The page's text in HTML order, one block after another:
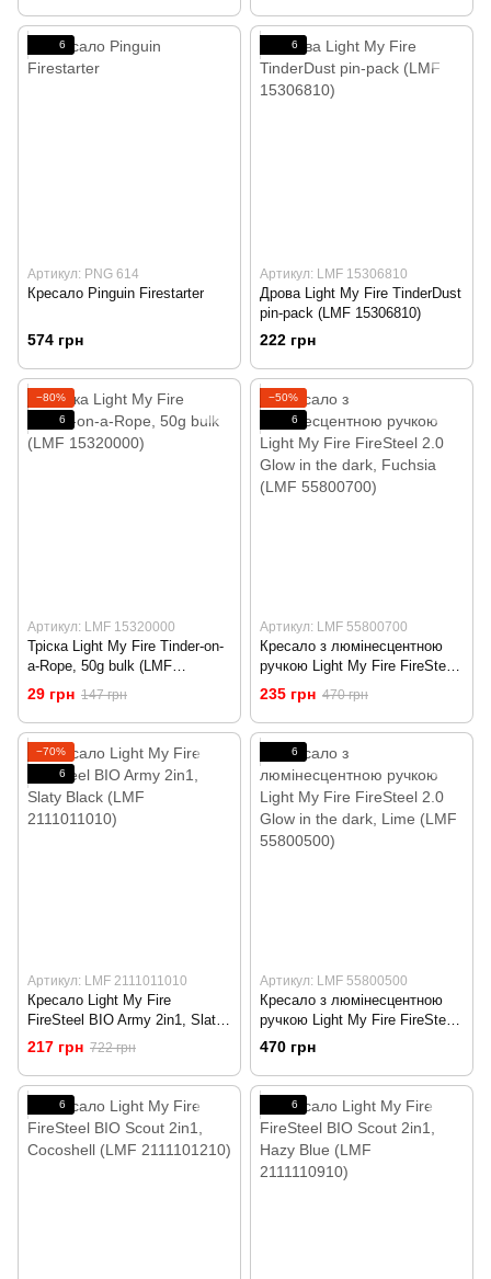
6
Артикул: PNG 614
Кресало Pinguin Firestarter
574 грн
6
Артикул: LMF 15306810
Дрова Light My Fire TinderDust
pin-pack (LMF 15306810)
222 грн
−80%
6
Артикул: LMF 15320000
Тріска Light My Fire Tinder-on-
a-Rope, 50g bulk (LMF
15320000)
29 грн 147 грн
−50%
6
Артикул: LMF 55800700
Кресало з люмінесцентною
ручкою Light My Fire FireSteel
2.0 Glow in the dark, Fuchsia
(LMF 55800700)
235 грн 470 грн
−70%
6
Артикул: LMF 2111011010
Кресало Light My Fire
FireSteel BIO Army 2in1, Slaty
Black (LMF 2111011010)
217 грн 722 грн
6
Артикул: LMF 55800500
Кресало з люмінесцентною
ручкою Light My Fire FireSteel
2.0 Glow in the dark, Lime (LMF
55800500)
470 грн
6 6